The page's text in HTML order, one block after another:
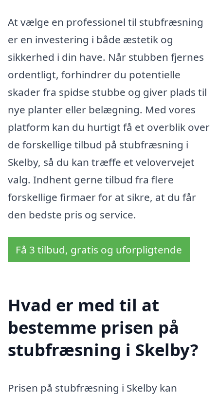
At vælge en professionel til stubfræsning
er en investering i både æstetik og
sikkerhed i din have. Når stubben fjernes
ordentligt, forhindrer du potentielle
skader fra spidse stubbe og giver plads til
nye planter eller belægning. Med vores
platform kan du hurtigt få et overblik over
de forskellige tilbud på stubfræsning i
Skelby, så du kan træffe et velovervejet
valg. Indhent gerne tilbud fra flere
forskellige firmaer for at sikre, at du får
den bedste pris og service.
Få 3 tilbud, gratis og uforpligtende
Hvad er med til at
bestemme prisen på
stubfræsning i Skelby?
Prisen på stubfræsning i Skelby kan